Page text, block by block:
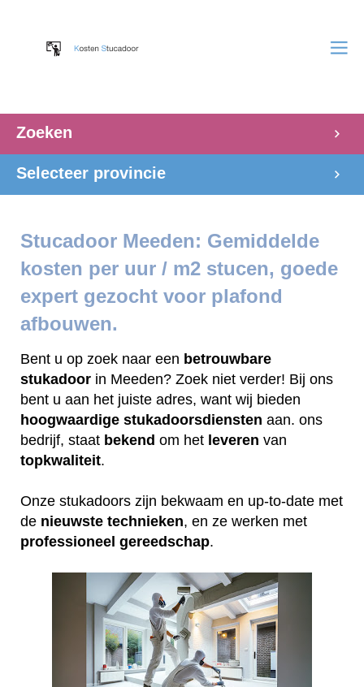
Zoeken
Selecteer provincie
Stucadoor Meeden: Gemiddelde
kosten per uur / m2 stucen, goede
expert gezocht voor plafond
afbouwen.
Bent u op zoek naar een betrouwbare
stukadoor in Meeden? Zoek niet verder! Bij ons
bent u aan het juiste adres, want wij bieden
hoogwaardige stukadoorsdiensten aan. ons
bedrijf, staat bekend om het leveren van
topkwaliteit.
Onze stukadoors zijn bekwaam en up-to-date met
de nieuwste technieken, en ze werken met
professioneel gereedschap.